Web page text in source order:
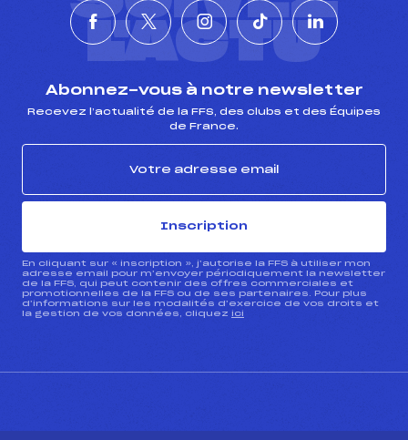
L'ACTU
Abonnez-vous à notre newsletter
Recevez l’actualité de la FFS, des clubs et des Équipes
de France.
Inscription
En cliquant sur « inscription », j’autorise la FFS à utiliser mon
adresse email pour m’envoyer périodiquement la newsletter
de la FFS, qui peut contenir des offres commerciales et
promotionnelles de la FFS ou de ses partenaires. Pour plus
d’informations sur les modalités d’exercice de vos droits et
la gestion de vos données, cliquez ici